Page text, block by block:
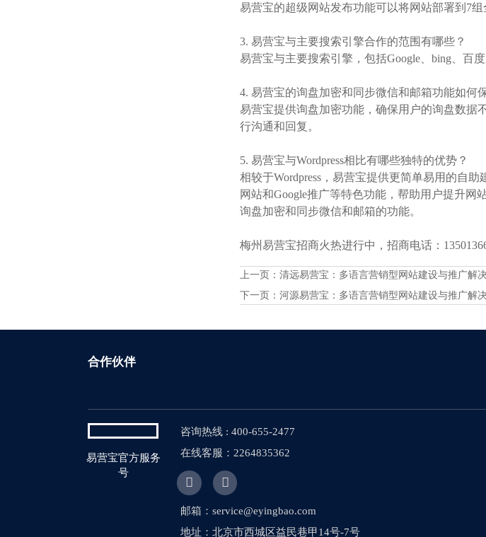
易营宝的超级网站发布功能可以将网站部署到7
3. 易营宝与主要搜索引擎合作的范围有哪些？
易营宝与主要搜索引擎，包括Google、bing、百
4. 易营宝的询盘加密和同步微信和邮箱功能如何
易营宝提供询盘加密功能，确保用户的询盘数据
行沟通和回复。
5. 易营宝与Wordpress相比有哪些独特的优势？
相较于Wordpress，易营宝提供更简单易用的自
网站和Google推广等特色功能，帮助用户提升
询盘加密和同步微信和邮箱的功能。
梅州易营宝招商火热进行中，招商电话：
上一页： 清远易营宝：多语言营销型网站建设与推广解
下一页： 河源易营宝：多语言营销型网站建设与推广解
合作伙伴
易营宝官方服务
号
咨询热线 : 400-655-2477
在线客服：2264835362
 
邮箱：service@eyingbao.com
地址：北京市西城区益民巷甲14号-7号